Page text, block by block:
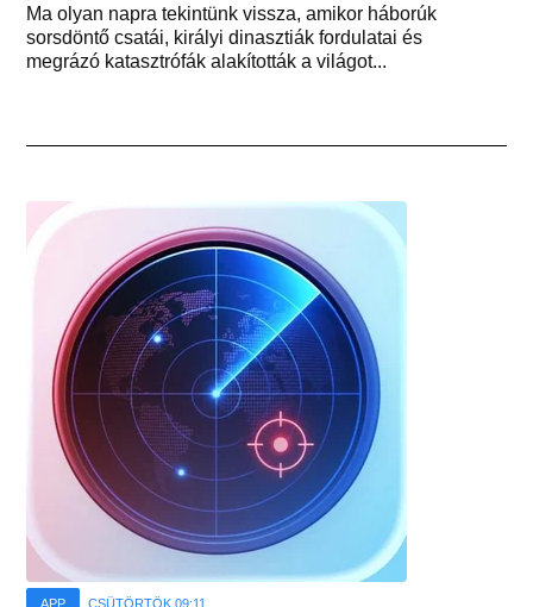
Ma olyan napra tekintünk vissza, amikor háborúk
sorsdöntő csatái, királyi dinasztiák fordulatai és
megrázó katasztrófák alakították a világot...
APP CSÜTÖRTÖK 09:11